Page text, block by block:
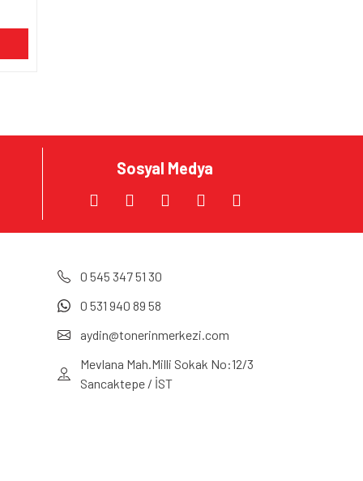
Sosyal Medya
0 545 347 51 30
0 531 940 89 58
aydin@tonerinmerkezi.com
Mevlana Mah.Milli Sokak No:12/3
Sancaktepe / İST